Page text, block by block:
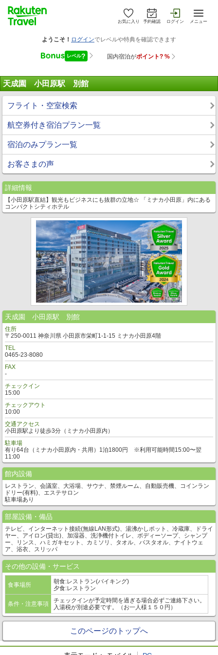
お気に入り 予約確認 ログイン メニュー
天成園 小田原駅 別館
フライト・空室検索
航空券付き宿泊プラン一覧
宿泊のみプラン一覧
お客さまの声
詳細情報
【小田原駅直結】観光もビジネスにも抜群の立地☆ 「ミナカ小田原」内にある
コンパクトシティホテル
天成園 小田原駅 別館
住所
〒250-0011 神奈川県 小田原市栄町1-1-15 ミナカ小田原4階
TEL
0465-23-8080
FAX
-
チェックイン
15:00
チェックアウト
10:00
交通アクセス
小田原駅より徒歩3分（ミナカ小田原内）
駐車場
有り64台（ミナカ小田原内・共用）1泊1800円 ※利用可能時間15:00〜翌
11:00
館内設備
レストラン、会議室、大浴場、サウナ、禁煙ルーム、自動販売機、コインラン
ドリー(有料)、エステサロン
駐車場あり
部屋設備・備品
テレビ、インターネット接続(無線LAN形式)、湯沸かしポット、冷蔵庫、ドライ
ヤー、アイロン(貸出)、加湿器、洗浄機付トイレ、ボディーソープ、シャンプ
ー、リンス、ハミガキセット、カミソリ、タオル、バスタオル、ナイトウェ
ア、浴衣、スリッパ
その他の設備・サービス
食事場所
朝食:レストラン(バイキング)
夕食:レストラン
条件・注意事項
チェックインが予定時間を過ぎる場合必ずご連絡下さい。
入湯税が別途必要です。（お一人様１５０円）
このページのトップへ